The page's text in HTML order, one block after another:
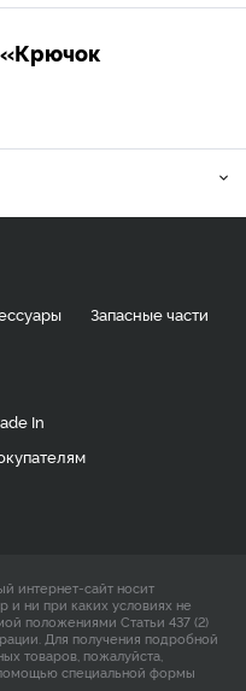
Запасные части
In
интернет-сайт носит
и ни при каких условиях не
положениями Статьи 437 (2)
Для получения подробной
товаров, пожалуйста,
специальной формы